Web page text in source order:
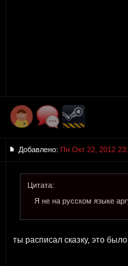
Добавлено: Пн Окт 22, 2012
Цитата:
Я не на русском языке
ты расписал сказку, это